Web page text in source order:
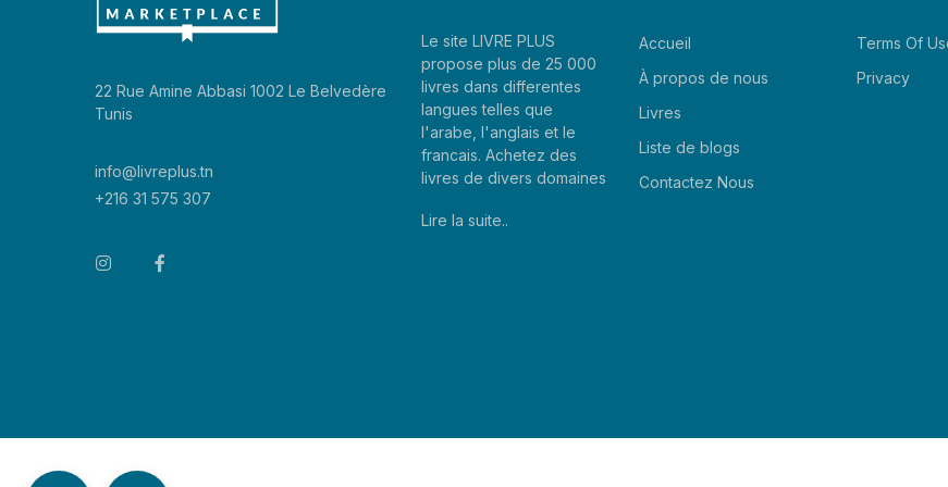
22 Rue Amine Abbasi 1002 Le Belvedère
Tunis
info@livreplus.tn
+216 31 575 307
Le site LIVRE PLUS
propose plus de 25 000
livres dans differentes
langues telles que
l'arabe, l'anglais et le
francais. Achetez des
livres de divers domaines
Lire la suite..
Accueil
À propos de nous
Livres
Liste de blogs
Contactez Nous
Terms Of
Privacy